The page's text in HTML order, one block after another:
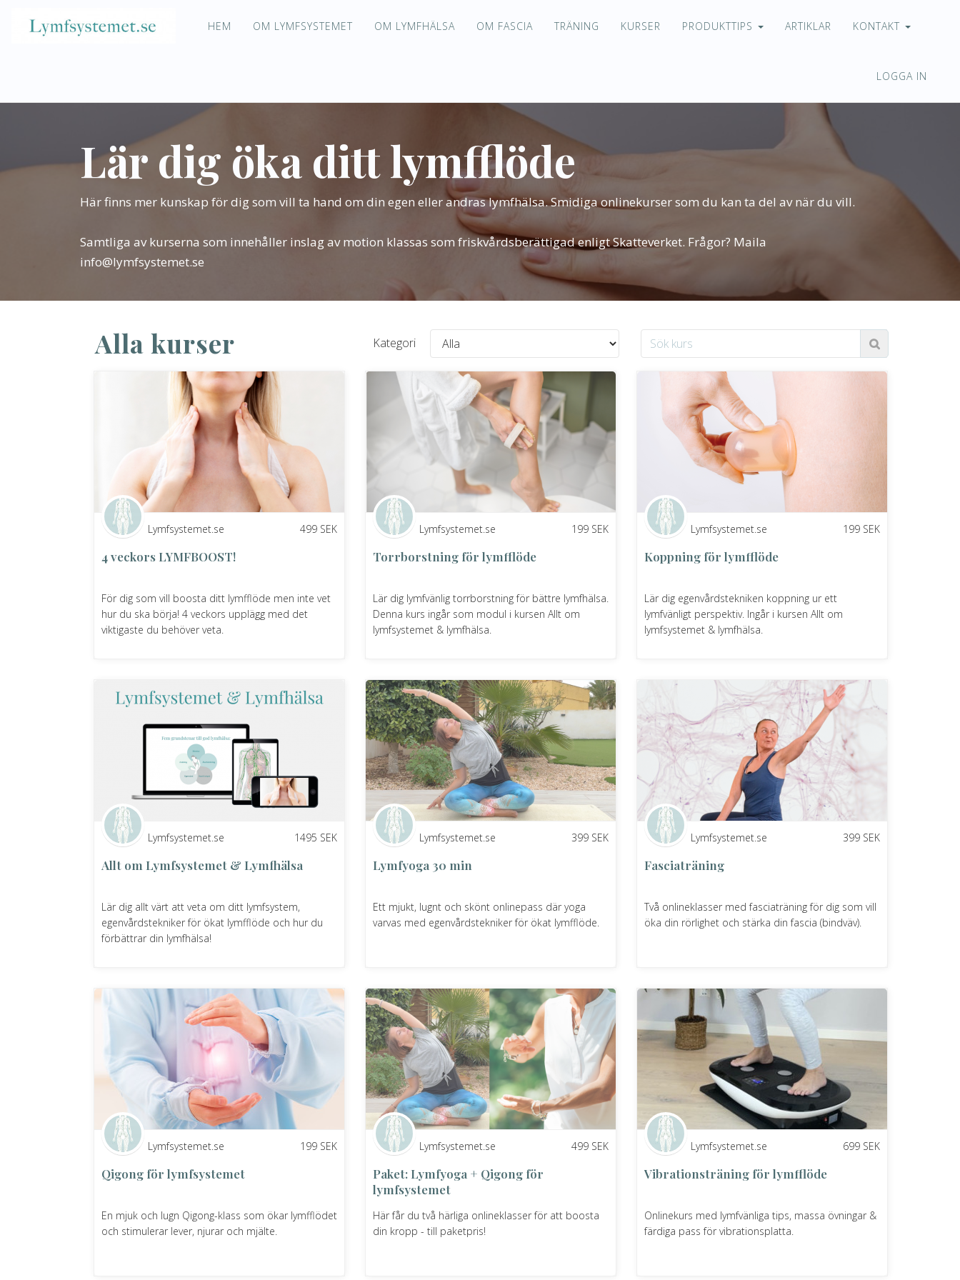
HEM OM LYMFSYSTEMET OM LYMFHÄLSA OM FASCIA TRÄNING KURSER PRODUKTTIPS ARTIKLAR KONTAKT
LOGGA IN
Lär dig öka ditt lymfflöde
Här finns mer kunskap för dig som vill ta hand om din egen eller andras lymfhälsa. Smidiga onlinekurser som du kan ta del av när du vill.
Samtliga av kurserna som innehåller inslag av motion klassas som friskvårdsberättigad enligt Skatteverket. Frågor? Maila
info@lymfsystemet.se
Alla kurser Kategori
Lymfsystemet.se 499 SEK
4 veckors LYMFBOOST!
För dig som vill boosta ditt lymfflöde men inte vet
hur du ska börja! 4 veckors upplägg med det
viktigaste du behöver veta.
Lymfsystemet.se 199 SEK
Torrborstning för lymfflöde
Lär dig lymfvänlig torrborstning för bättre lymfhälsa.
Denna kurs ingår som modul i kursen Allt om
lymfsystemet & lymfhälsa.
Lymfsystemet.se 199 SEK
Koppning för lymfflöde
Lär dig egenvårdstekniken koppning ur ett
lymfvänligt perspektiv. Ingår i kursen Allt om
lymfsystemet & lymfhälsa.
Lymfsystemet.se 1495 SEK
Allt om Lymfsystemet & Lymfhälsa
Lär dig allt värt att veta om ditt lymfsystem,
egenvårdstekniker för ökat lymfflöde och hur du
förbättrar din lymfhälsa!
Lymfsystemet.se 399 SEK
Lymfyoga 30 min
Ett mjukt, lugnt och skönt onlinepass där yoga
varvas med egenvårdstekniker för ökat lymfflöde.
Lymfsystemet.se 399 SEK
Fasciaträning
Två onlineklasser med fasciaträning för dig som vill
öka din rörlighet och stärka din fascia (bindväv).
Lymfsystemet.se 199 SEK
Qigong för lymfsystemet
En mjuk och lugn Qigong-klass som ökar lymfflödet
och stimulerar lever, njurar och mjälte.
Lymfsystemet.se 499 SEK
Paket: Lymfyoga + Qigong för
lymfsystemet
Här får du två härliga onlineklasser för att boosta
din kropp - till paketpris!
Lymfsystemet.se 699 SEK
Vibrationsträning för lymfflöde
Onlinekurs med lymfvänliga tips, massa övningar &
färdiga pass för vibrationsplatta.